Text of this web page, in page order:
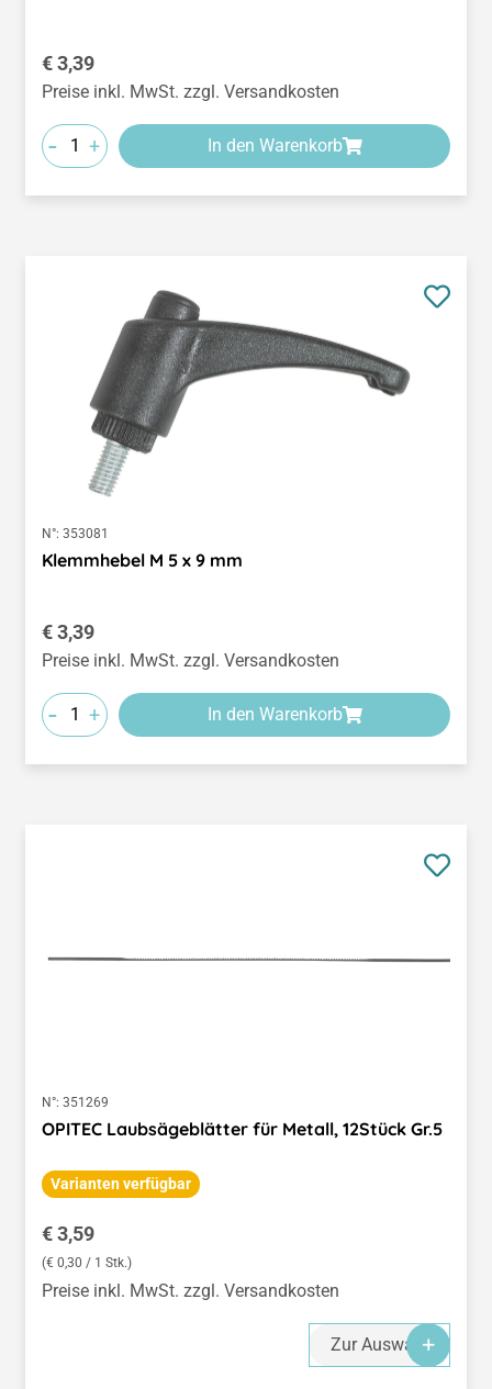
Regulärer Preis:
€ 3,39
Preise inkl. MwSt. zzgl. Versandkosten
- + In den Warenkorb
N°: 353081
Klemmhebel M 5 x 9 mm
Regulärer Preis:
€ 3,39
Preise inkl. MwSt. zzgl. Versandkosten
- + In den Warenkorb
N°: 351269
OPITEC Laubsägeblätter für Metall, 12Stück Gr.5
Varianten verfügbar
Regulärer Preis:
€ 3,59
(€ 0,30 / 1 Stk.)
Preise inkl. MwSt. zzgl. Versandkosten
Zur Auswahl